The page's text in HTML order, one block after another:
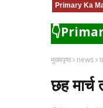
Primary Ka
मुख्यपृष्ठ news
छह